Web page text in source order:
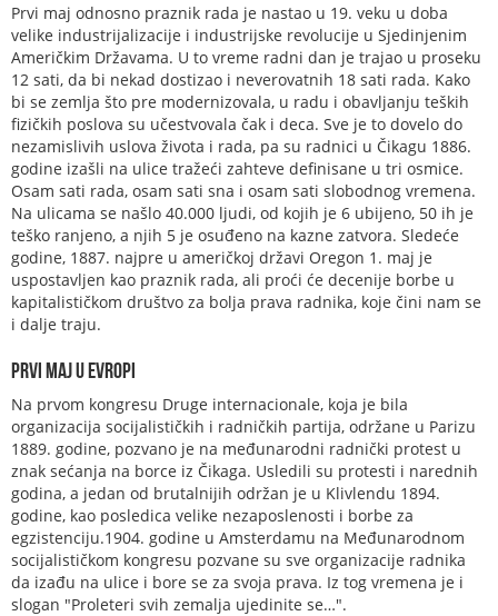
Prvi maj odnosno praznik rada je nastao u 19. veku u doba
velike industrijalizacije i industrijske revolucije u Sjedinjenim
Američkim Državama. U to vreme radni dan je trajao u proseku
12 sati, da bi nekad dostizao i neverovatnih 18 sati rada. Kako
bi se zemlja što pre modernizovala, u radu i obavljanju teških
fizičkih poslova su učestvovala čak i deca. Sve je to dovelo do
nezamislivih uslova života i rada, pa su radnici u Čikagu 1886.
godine izašli na ulice tražeći zahteve definisane u tri osmice.
Osam sati rada, osam sati sna i osam sati slobodnog vremena.
Na ulicama se našlo 40.000 ljudi, od kojih je 6 ubijeno, 50 ih je
teško ranjeno, a njih 5 je osuđeno na kazne zatvora. Sledeće
godine, 1887. najpre u američkoj državi Oregon 1. maj je
uspostavljen kao praznik rada, ali proći će decenije borbe u
kapitalističkom društvo za bolja prava radnika, koje čini nam se
i dalje traju.
Prvi maj u Evropi
Na prvom kongresu Druge internacionale, koja je bila
organizacija socijalističkih i radničkih partija, održane u Parizu
1889. godine, pozvano je na međunarodni radnički protest u
znak sećanja na borce iz Čikaga. Usledili su protesti i narednih
godina, a jedan od brutalnijih održan je u Klivlendu 1894.
godine, kao posledica velike nezaposlenosti i borbe za
egzistenciju.1904. godine u Amsterdamu na Međunarodnom
socijalističkom kongresu pozvane su sve organizacije radnika
da izađu na ulice i bore se za svoja prava. Iz tog vremena je i
slogan "Proleteri svih zemalja ujedinite se…".